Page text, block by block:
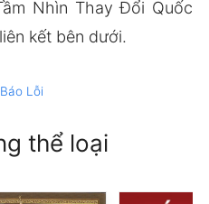
Nhìn Thay Đổi Quốc
kết bên dưới.
Báo Lỗi
thể loại